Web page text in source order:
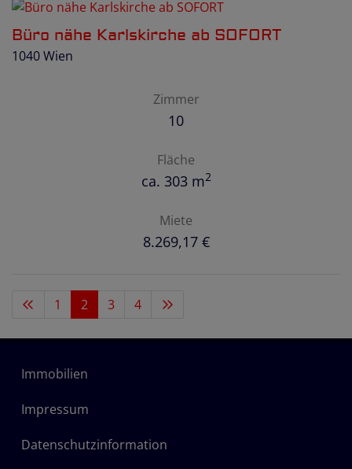
Büro nähe Karlskirche ab SOFORT
1040 Wien
Zimmer
10
Fläche
ca. 303 m2
Miete
8.269,17 €
1 2 3 4
Immobilien
Impressum
Datenschutzinformation